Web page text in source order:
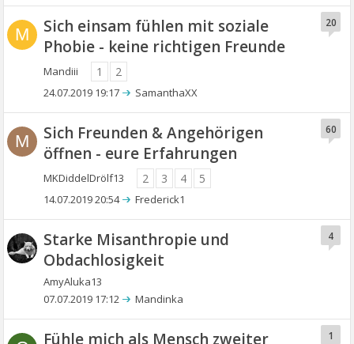
M
Sich einsam fühlen mit soziale
Phobie - keine richtigen Freunde
Mandiii 1 2
20
24.07.2019 19:17 SamanthaXX
M
Sich Freunden & Angehörigen
öffnen - eure Erfahrungen
MKDiddelDrölf13 2 3 4 5
60
14.07.2019 20:54 Frederick1
Starke Misanthropie und
Obdachlosigkeit
AmyAluka13
4
07.07.2019 17:12 Mandinka
Fühle mich als Mensch zweiter 1